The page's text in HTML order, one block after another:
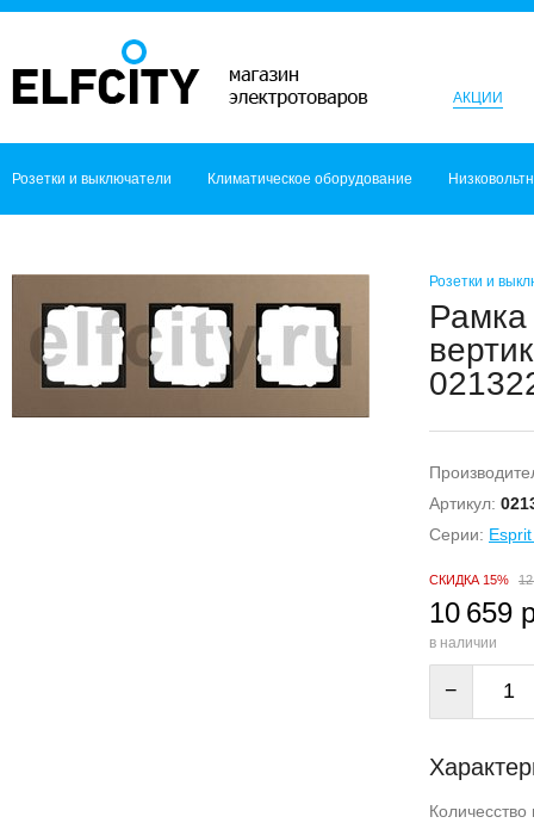
АКЦИИ
Розетки и выключатели Климатическое оборудование
Розетки и
Рамка
Артикул:
Серии:
СКИДКА 15%
10 659
в наличии
−